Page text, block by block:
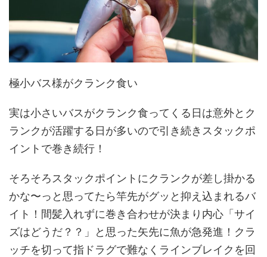
極小バス様がクランク食い
実は小さいバスがクランク食ってくる日は意外とク
ランクが活躍する日が多いので引き続きスタックポ
イントで巻き続行！
そろそろスタックポイントにクランクが差し掛かる
かな〜っと思ってたら竿先がグッと抑え込まれるバ
イト！間髪入れずに巻き合わせが決まり内心「サイ
ズはどうだ？？」と思った矢先に魚が急発進！クラ
ッチを切って指ドラグで難なくラインブレイクを回